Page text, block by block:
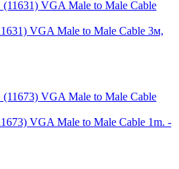
VGA Male to Male Cable 3м,
VGA Male to Male Cable 1m. -